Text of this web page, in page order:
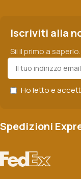
Iscriviti alla
Sii il primo a
Ho letto e
Spedizioni